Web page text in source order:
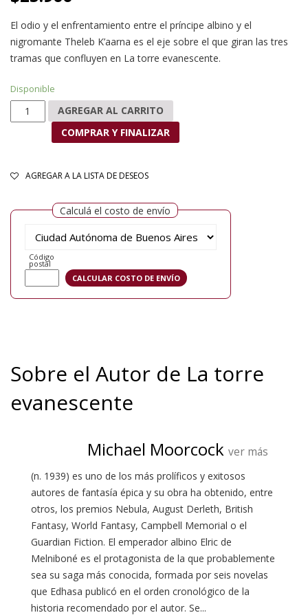
El odio y el enfrentamiento entre el príncipe albino y el
nigromante Theleb K’aarna es el eje sobre el que giran las tres
tramas que confluyen en La torre evanescente.
Disponible
La torre evanescente cantidad
AGREGAR AL CARRITO
COMPRAR Y FINALIZAR
AGREGAR A LA LISTA DE DESEOS
Calculá el costo de envío
Código
postal
Sobre el Autor de La torre
evanescente
Michael Moorcock ver más
(n. 1939) es uno de los más prolíficos y exitosos
autores de fantasía épica y su obra ha obtenido, entre
otros, los premios Nebula, August Derleth, British
Fantasy, World Fantasy, Campbell Memorial o el
Guardian Fiction. El emperador albino Elric de
Melniboné es el protagonista de la que probablemente
sea su saga más conocida, formada por seis novelas
que Edhasa publicó en el orden cronológico de la
historia recomendado por el autor. Se...